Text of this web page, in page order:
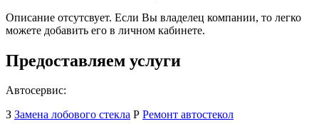
Описание отсутсвует. Если Вы владелец компании, то легко
можете добавить его в личном кабинете.
Предоставляем услуги
Автосервис:
З Замена лобового стекла Р Ремонт автостекол